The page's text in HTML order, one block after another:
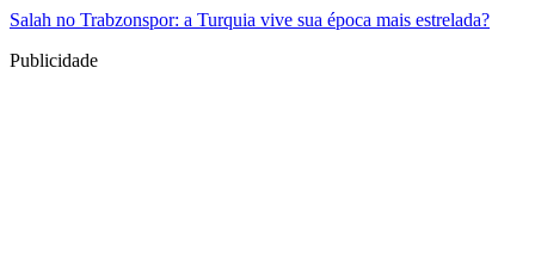
Salah no Trabzonspor: a Turquia vive sua época mais estrelada?
Publicidade